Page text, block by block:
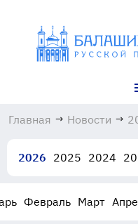
Главная → Новости →
2026 2025 2024
Февраль Март